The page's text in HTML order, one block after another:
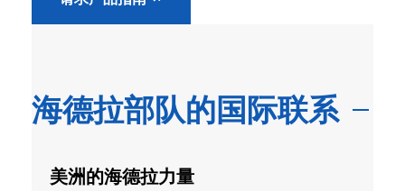
海德拉部队的国际联系
美洲的海德拉力量